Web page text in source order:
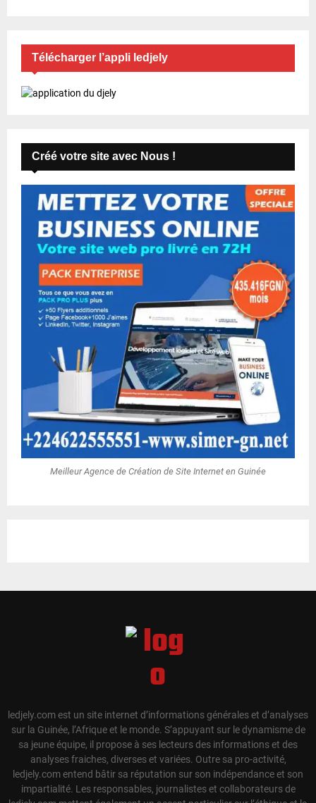
Télécharger l’appli ledjely
Créé votre site avec Nous !
Meilleur Agence de Création de Site Internet en Guinée
ledjely.com est un site internet d’informations générales et d’analyses
sur la Guinée, l’Afrique et le monde. S’appuyant sur le dynamisme de
sa jeune équipe, il propose à ses lecteurs des informations et des
analyses fraiches, diverses et variées. Outre sa pro-activité,
ledjely.com entend bâtir sa réputation sur son indépendance et son
impartialité. Les responsables, journalistes et collaborateurs de